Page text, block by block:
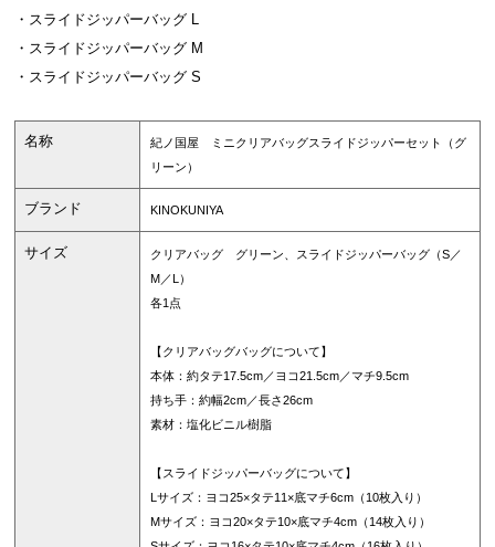
・スライドジッパーバッグ L
・スライドジッパーバッグ M
・スライドジッパーバッグ S
名称
紀ノ国屋 ミニクリアバッグスライドジッパーセット（グ
リーン）
ブランド KINOKUNIYA
サイズ
クリアバッグ グリーン、スライドジッパーバッグ（S／
M／L）
各1点
【クリアバッグバッグについて】
本体：約タテ17.5cm／ヨコ21.5cm／マチ9.5cm
持ち手：約幅2cm／長さ26cm
素材：塩化ビニル樹脂
【スライドジッパーバッグについて】
Lサイズ：ヨコ25×タテ11×底マチ6cm（10枚入り）
Mサイズ：ヨコ20×タテ10×底マチ4cm（14枚入り）